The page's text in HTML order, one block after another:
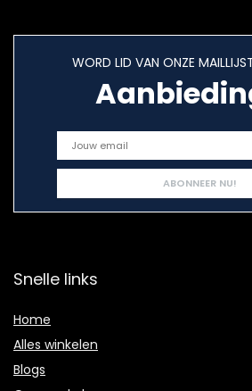
WORD LID VAN ONZE
Snelle links
Home
Alles winkelen
Blogs